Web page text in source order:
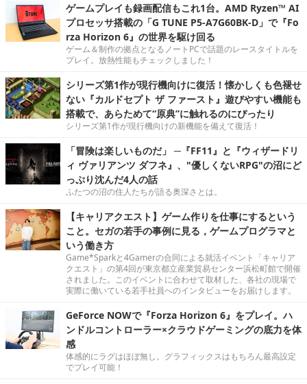
ゲームプレイも録画配信もこれ1台。AMD Ryzen™ AI
プロセッサ搭載の「G TUNE P5-A7G60BK-D」で『Fo
rza Horizon 6』の世界を駆け回る
ゲーム＆制作の拠点となるノートPCで話題のレースタイトルを
プレイ。放熱性能もチェックしました！
シリーズ第1作が現行機向けに復活！懐かしくも色褪せ
ない『カルドセプト ザ ファースト』遊びやすい機能も
搭載で、あらためて“原典”に触れるのにぴったり
シリーズ第1作が現行機向けの新機能を備えて復活！
「冒険は楽しいものだ」 ─『FF11』と『ウィザードリ
ィ ヴァリアンツ ダフネ』、"優しくないRPG"の沼にど
っぷり沈んだ4人の話
ふたつの沼の住人たちが語る奥深さとは。
【キャリアクエスト】ゲーム作りを仕事にするという
こと。セガの若手の事例に見る，ゲームプログラマと
いう働き方
Game*Sparkと4Gamerの合同による就活イベント「キャリア
クエスト」の第4回が東京都立産業貿易センター浜松町館で開催
されました。このイベントに合わせて取材した、各社の現場で
実際に働いている若手社員へのインタビューをお届けします。
GeForce NOWで『Forza Horizon 6』をプレイ。ハ
ンドルコントローラー×クラウドゲーミングの底力を体
感
体感的にラグはほぼ無し。グラフィックスはもちろん最高設定
でプレイ可能！